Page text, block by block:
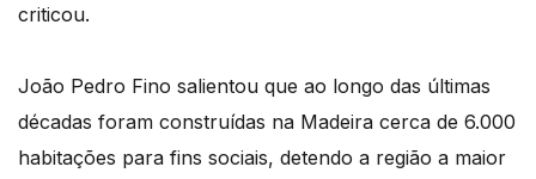
criticou.
João Pedro Fino salientou que ao longo das últimas
décadas foram construídas na Madeira cerca de 6.000
habitações para fins sociais, detendo a região a maior